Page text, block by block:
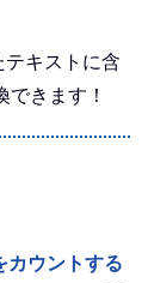
キストに含
きます！
カウントする